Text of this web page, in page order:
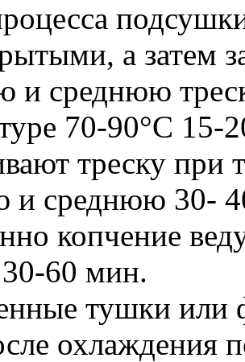
а затем
и среднюю
70-90°С
треску при
и среднюю 30-
копчение
30-60 мин.
тушки или
охлаждения